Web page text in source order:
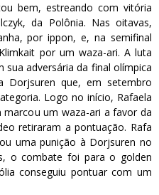
bem, estreando com vitória
da Polônia. Nas oitavas,
por ippon, e, na semifinal
por um waza-ari. A luta
adversária da final olímpica
Dorjsuren que, em setembro
Logo no início, Rafaela
um waza-ari a favor da
retiraram a pontuação. Rafa
uma punição à Dorjsuren no
o combate foi para o golden
conseguiu pontuar com um